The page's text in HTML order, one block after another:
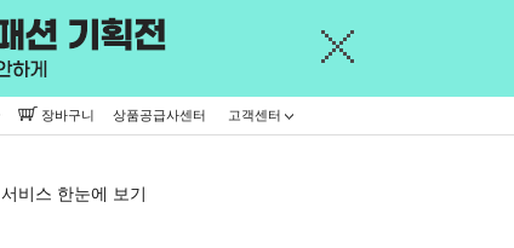
장바구니 상품공급사센터 고객센터
서비스 한눈에 보기